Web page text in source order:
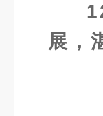
展，